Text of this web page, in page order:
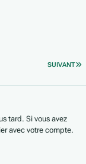
SUIVANT
tard. Si vous avez
avec votre compte.